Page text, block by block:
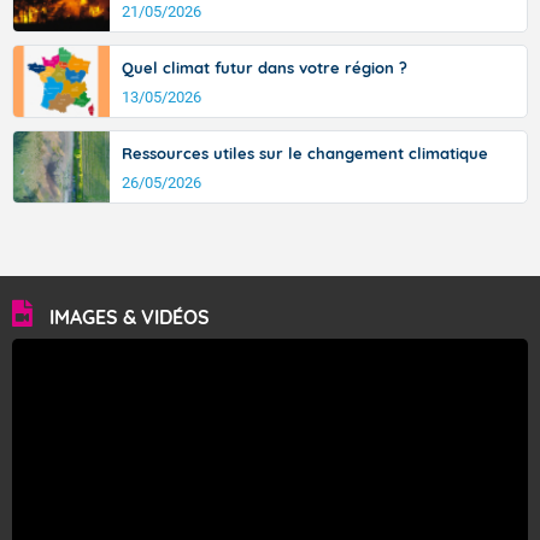
21/05/2026
Quel climat futur dans votre région ?
13/05/2026
Ressources utiles sur le changement climatique
26/05/2026
IMAGES & VIDÉOS